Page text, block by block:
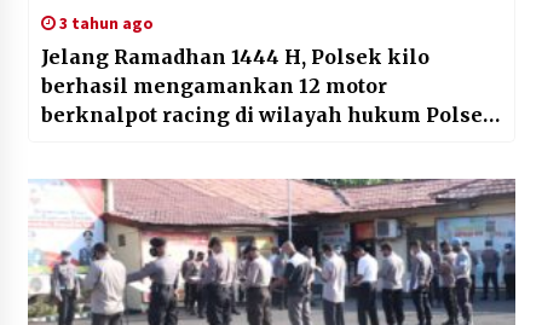
3 tahun ago
Jelang Ramadhan 1444 H, Polsek kilo
berhasil mengamankan 12 motor
berknalpot racing di wilayah hukum Polsek